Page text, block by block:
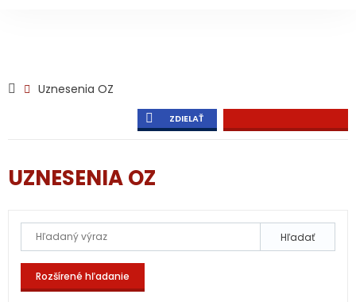
Uznesenia OZ
ZDIELAŤ
UZNESENIA OZ
Hľadať
Rozšírené hľadanie